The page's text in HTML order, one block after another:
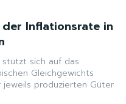
Inflationsrate in
stützt sich auf das
Gleichgewichts
produzierten Güter